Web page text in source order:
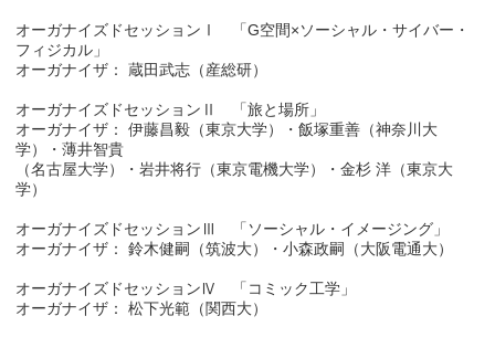
オーガナイズドセッションⅠ 「G空間×ソーシャル・サイバー・
フィジカル」
オーガナイザ： 蔵田武志（産総研）
オーガナイズドセッションⅡ 「旅と場所」
オーガナイザ： 伊藤昌毅（東京大学）・飯塚重善（神奈川大
学）・薄井智貴
（名古屋大学）・岩井将行（東京電機大学）・金杉 洋（東京大
学）
オーガナイズドセッションⅢ 「ソーシャル・イメージング」
オーガナイザ： 鈴木健嗣（筑波大）・小森政嗣（大阪電通大）
オーガナイズドセッションⅣ 「コミック工学」
オーガナイザ： 松下光範（関西大）